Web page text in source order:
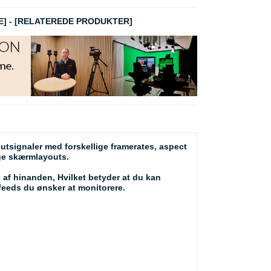
- [RELATEREDE PRODUKTER]
med forskellige framerates, aspect
skærmlayouts.
hinanden, Hvilket betyder at du kan
du ønsker at monitorere.